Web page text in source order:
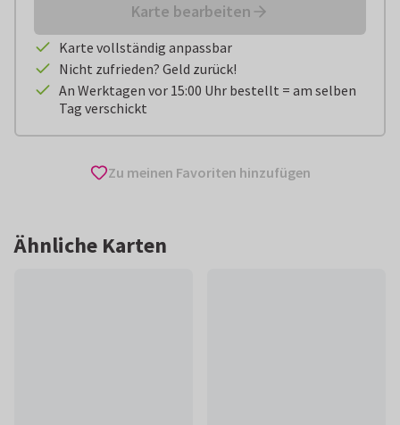
Karte bearbeiten
Karte vollständig anpassbar
Nicht zufrieden? Geld zurück!
An Werktagen vor 15:00 Uhr bestellt = am selben
Tag verschickt
Zu meinen Favoriten hinzufügen
Ähnliche Karten